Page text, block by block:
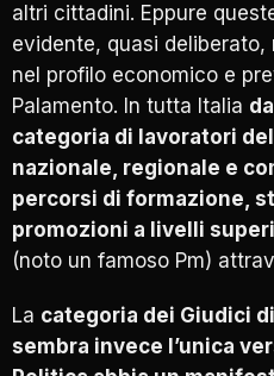
altri cittadini. Eppure
evidente, quasi
nel profilo economico e
Palamento. In tutta Italia
categoria di lavoratori
nazionale, regionale e
percorsi di formazione,
promozioni a livelli
(noto un famoso Pm)
La categoria dei Giudici
sembra invece l’unica